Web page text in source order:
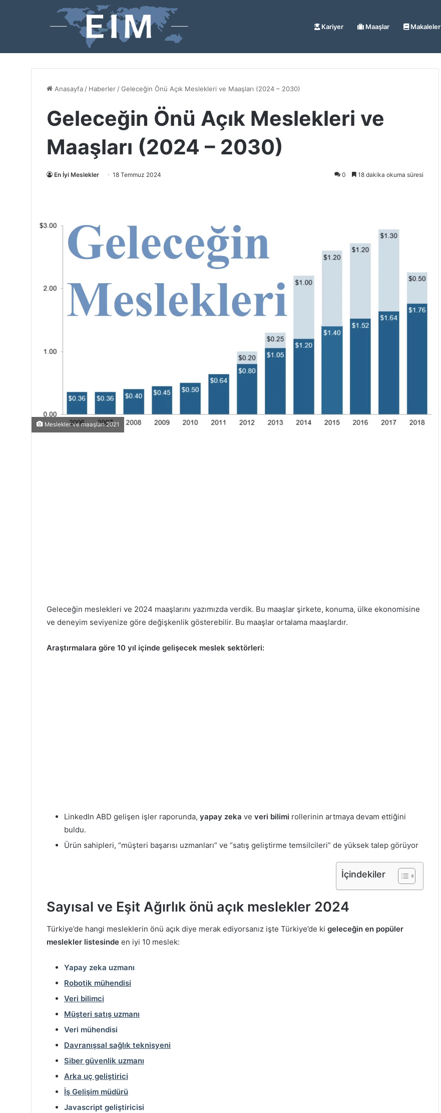
Kariyer Maaşlar Makaleler
Anasayfa / Haberler /Geleceğin Önü Açık Meslekleri ve Maaşları (2024 – 2030)
Geleceğin Önü Açık Meslekleri ve
Maaşları (2024 – 2030)
En İyi Meslekler 18 Temmuz 2024 0 18 dakika okuma süresi
Meslekler ve maaşları 2021
Geleceğin meslekleri ve 2024 maaşlarını yazımızda verdik. Bu maaşlar şirkete, konuma, ülke ekonomisine
ve deneyim seviyenize göre değişkenlik gösterebilir. Bu maaşlar ortalama ​​maaşlardır.
Araştırmalara göre 10 yıl içinde gelişecek meslek sektörleri:
LinkedIn ABD gelişen işler raporunda, yapay zeka ve veri bilimi rollerinin artmaya devam ettiğini
buldu.
Ürün sahipleri, “müşteri başarısı uzmanları” ve “satış geliştirme temsilcileri” de yüksek talep görüyor
İçindekiler
Sayısal ve Eşit Ağırlık önü açık meslekler 2024
Türkiye’de hangi mesleklerin önü açık diye merak ediyorsanız işte Türkiye’de ki geleceğin en popüler
meslekler listesinde en iyi 10 meslek:
Yapay zeka uzmanı
Robotik mühendisi
Veri bilimci
Müşteri satış uzmanı
Veri mühendisi
Davranışsal sağlık teknisyeni
Siber güvenlik uzmanı
Arka uç geliştirici
İş Gelişim müdürü
Javascript geliştiricisi